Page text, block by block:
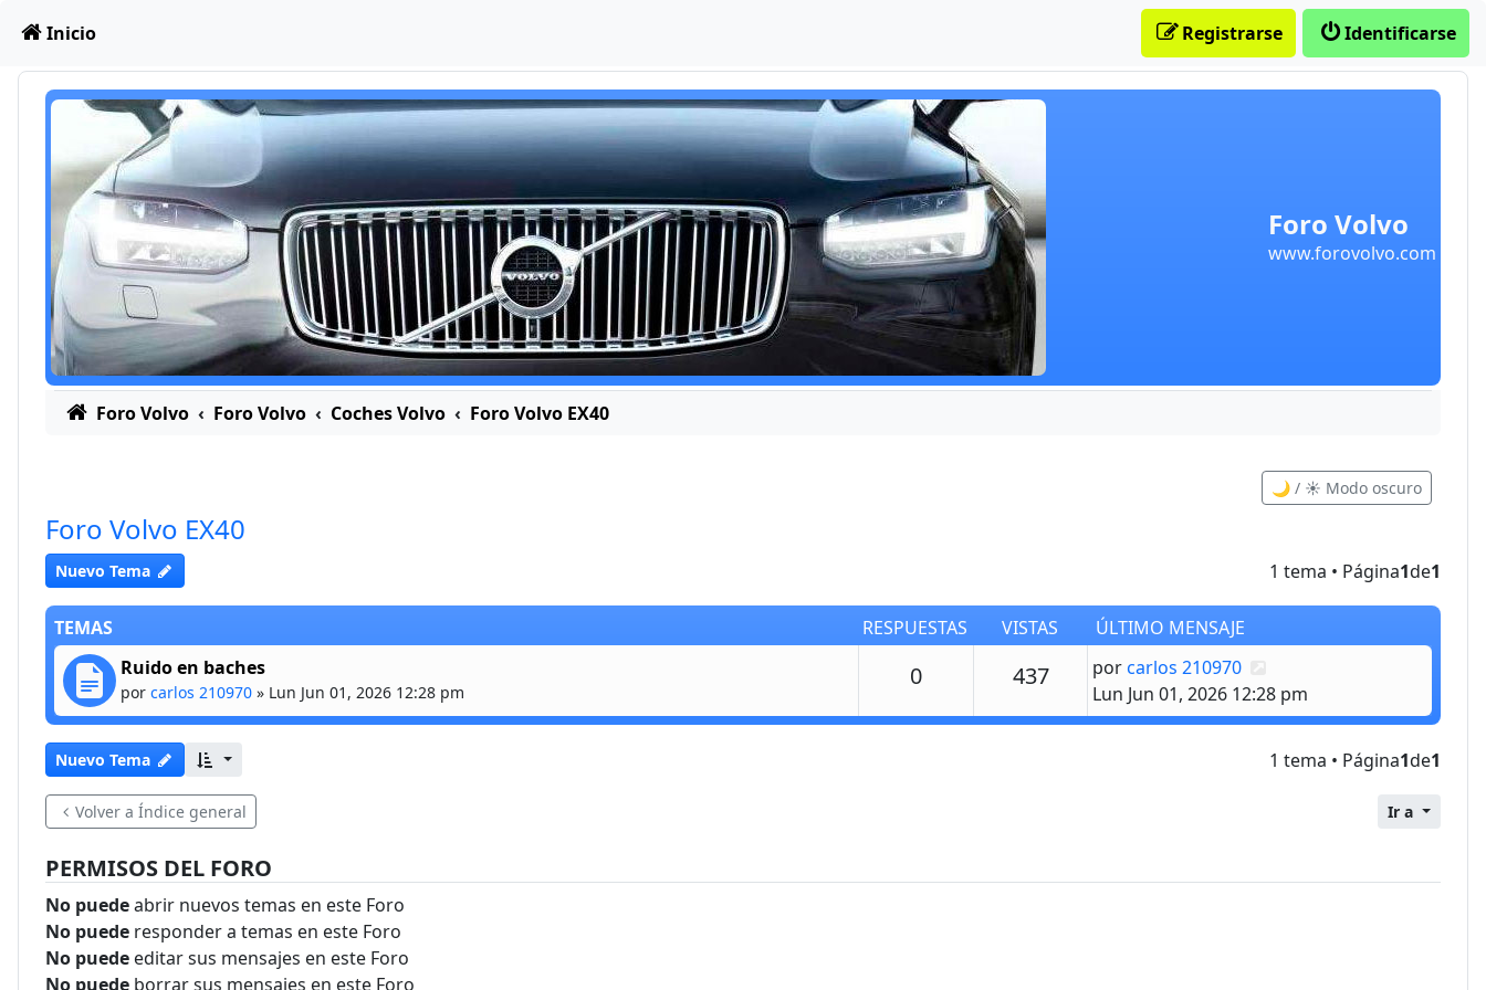
Obviar
Foro Volvo
www.forovolvo.com
Inicio Identificarse
Registrarse
Foro Volvo Foro Volvo Coches Volvo Foro Volvo EX40
🌙 / ☀️ Modo oscuro
Foro Volvo EX40
Nuevo Tema 1 tema • Página1de1
TEMAS RESPUESTAS VISTAS
ÚLTIMO MENSAJE
Ruido en baches
por carlos 210970 » Lun Jun 01, 2026 12:28 pm
0Respuestas
437VistasÚltimo mensaje
porcarlos 210970
Lun Jun 01, 2026 12:28 pm
Nuevo Tema 1 tema • Página1de1
Volver a Índice general Ir a
PERMISOS DEL FORO
No puedeabrir nuevos temas en este Foro
No puede responder a temas en este Foro
No puede editar sus mensajes en este Foro
No puede borrar sus mensajes en este Foro